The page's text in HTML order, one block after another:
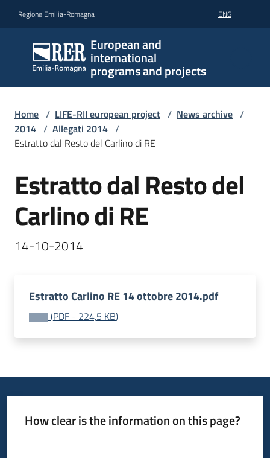
Regione Emilia-Romagna ENG
European and
international
programs and projects
Home / LIFE-RII european project / News archive /
2014 / Allegati 2014 /
Estratto dal Resto del Carlino di RE
Estratto dal Resto del
Carlino di RE
14-10-2014
Estratto Carlino RE 14 ottobre 2014.pdf
(PDF - 224,5 KB)
How clear is the information on this page?